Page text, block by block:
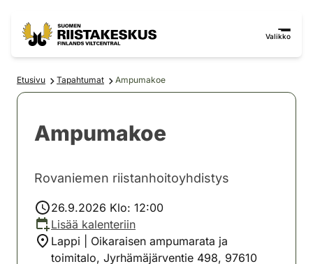
Valikko
Etusivu Tapahtumat Ampumakoe
Ampumakoe
Rovaniemen riistanhoitoyhdistys
26.9.2026 Klo: 12:00
Lisää kalenteriin
Lappi | Oikaraisen ampumarata ja
toimitalo, Jyrhämäjärventie 498, 97610